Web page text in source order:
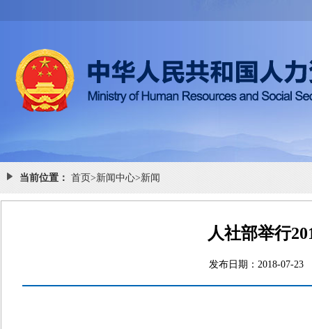
当前位置： 首页>新闻中心>新闻
人社部举行
发布日期：